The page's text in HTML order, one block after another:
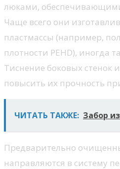
люками, обеспечивающими
Чаще всего они
пластмассы (например,
плотности PEHD), иногда
Тиснение боковых стенок
повысить их прочность
ЧИТАТЬ ТАКЖЕ: Забор
Предварительно
направляются в систему